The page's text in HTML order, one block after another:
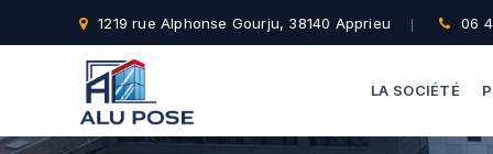
1219 rue Alphonse Gourju, 38140 Apprieu 06
LA SOCIÉTÉ